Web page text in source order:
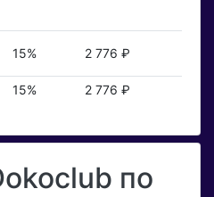
15% 2 776 ₽
15% 2 776 ₽
по